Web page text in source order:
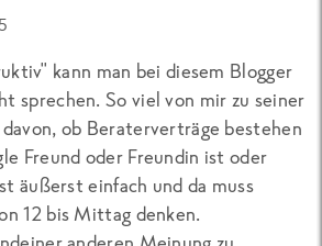
kann man bei diesem Blogger
sprechen. So viel von mir zu seiner
ob Beraterverträge bestehen
Freund oder Freundin ist oder
äußerst einfach und da muss
12 bis Mittag denken.